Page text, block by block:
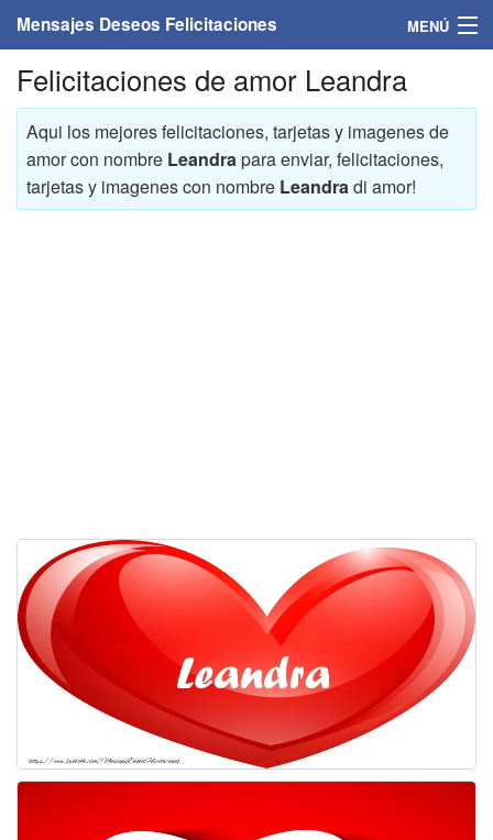
Mensajes Deseos Felicitaciones MENÚ
Home
Mensajes
Felicitaciones
Felicitaciones musicales
Entrar
Felicitaciones de amor Leandra
Aqui los mejores felicitaciones, tarjetas y imagenes de
amor con nombre Leandra para enviar, felicitaciones,
tarjetas y imagenes con nombre Leandra di amor!